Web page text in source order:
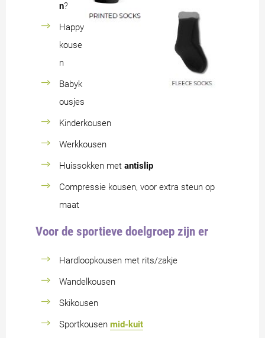
n?
Happy
kouse
n
Babyk
ousjes
Kinderkousen
Werkkousen
Huissokken met antislip
Compressie kousen, voor extra steun op
maat
Voor de sportieve doelgroep zijn er
Hardloopkousen met rits/zakje
Wandelkousen
Skikousen
Sportkousen mid-kuit